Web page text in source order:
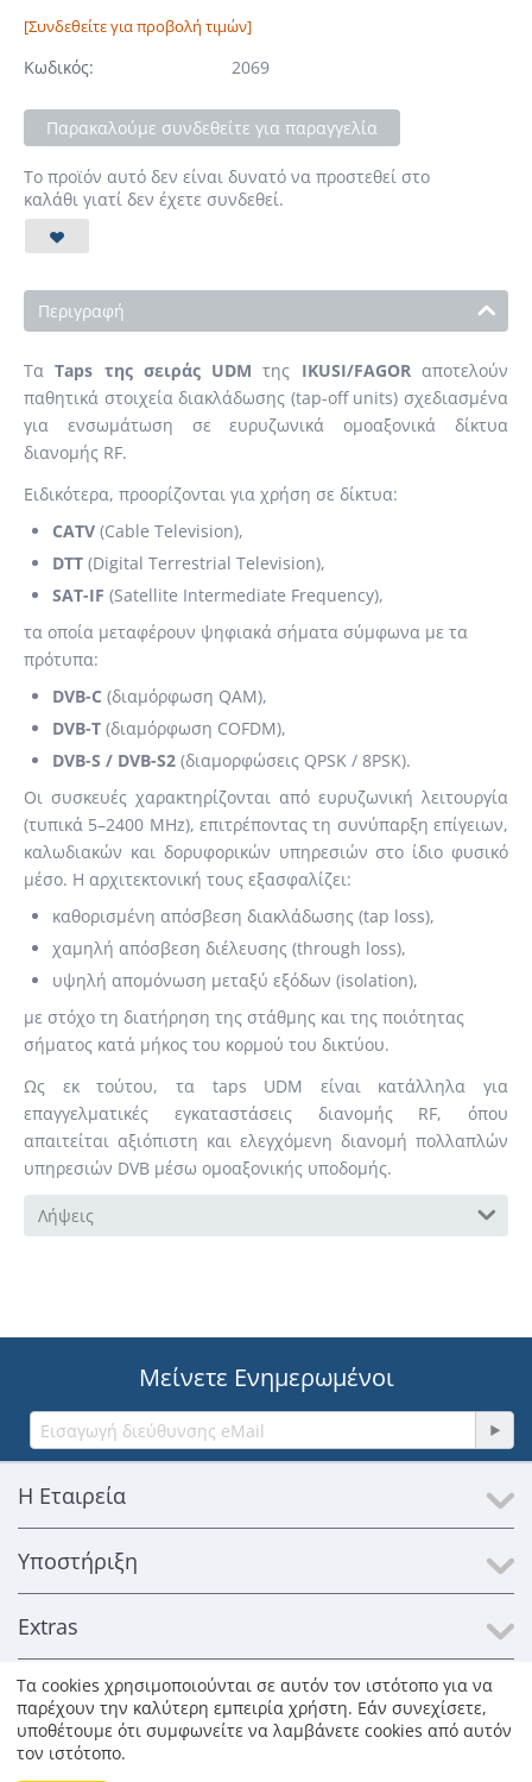
[Συνδεθείτε για προβολή τιμών]
Κωδικός: 2069
Παρακαλούμε συνδεθείτε για παραγγελία
Το προϊόν αυτό δεν είναι δυνατό να προστεθεί στο
καλάθι γιατί δεν έχετε συνδεθεί.
Περιγραφή
ΤαTaps της σειράς UDM της IKUSI/FAGORαποτελούν
παθητικά στοιχεία διακλάδωσης (tap-off units) σχεδιασμένα
για ενσωμάτωση σε ευρυζωνικά ομοαξονικά δίκτυα
διανομής RF.
Ειδικότερα, προορίζονται για χρήση σε δίκτυα:
CATV (Cable Television),
DTT (Digital Terrestrial Television),
SAT-IF (Satellite Intermediate Frequency),
τα οποία μεταφέρουν ψηφιακά σήματα σύμφωνα με τα
πρότυπα:
DVB-C (διαμόρφωση QAM),
DVB-T (διαμόρφωση COFDM),
DVB-S / DVB-S2 (διαμορφώσεις QPSK / 8PSK).
Οι συσκευές χαρακτηρίζονται από ευρυζωνική λειτουργία
(τυπικά 5–2400 MHz), επιτρέποντας τη συνύπαρξη επίγειων,
καλωδιακών και δορυφορικών υπηρεσιών στο ίδιο φυσικό
μέσο. Η αρχιτεκτονική τους εξασφαλίζει:
καθορισμένη απόσβεση διακλάδωσης (tap loss),
χαμηλή απόσβεση διέλευσης (through loss),
υψηλή απομόνωση μεταξύ εξόδων (isolation),
με στόχο τη διατήρηση της στάθμης και της ποιότητας
σήματος κατά μήκος του κορμού του δικτύου.
Ως εκ τούτου, τα taps UDM είναι κατάλληλα για
επαγγελματικές εγκαταστάσεις διανομής RF, όπου
απαιτείται αξιόπιστη και ελεγχόμενη διανομή πολλαπλών
υπηρεσιών DVB μέσω ομοαξονικής υποδομής.
Λήψεις
Μείνετε Ενημερωμένοι
Η Εταιρεία
Υποστήριξη
Extras
Επικοινωνία
© 1996-2026 Kosmosat SA. Με επιφύλαξη παντός δικαιώματος.
Τα cookies χρησιμοποιούνται σε αυτόν τον ιστότοπο για να
παρέχουν την καλύτερη εμπειρία χρήστη. Εάν συνεχίσετε,
υποθέτουμε ότι συμφωνείτε να λαμβάνετε cookies από αυτόν
τον ιστότοπο.